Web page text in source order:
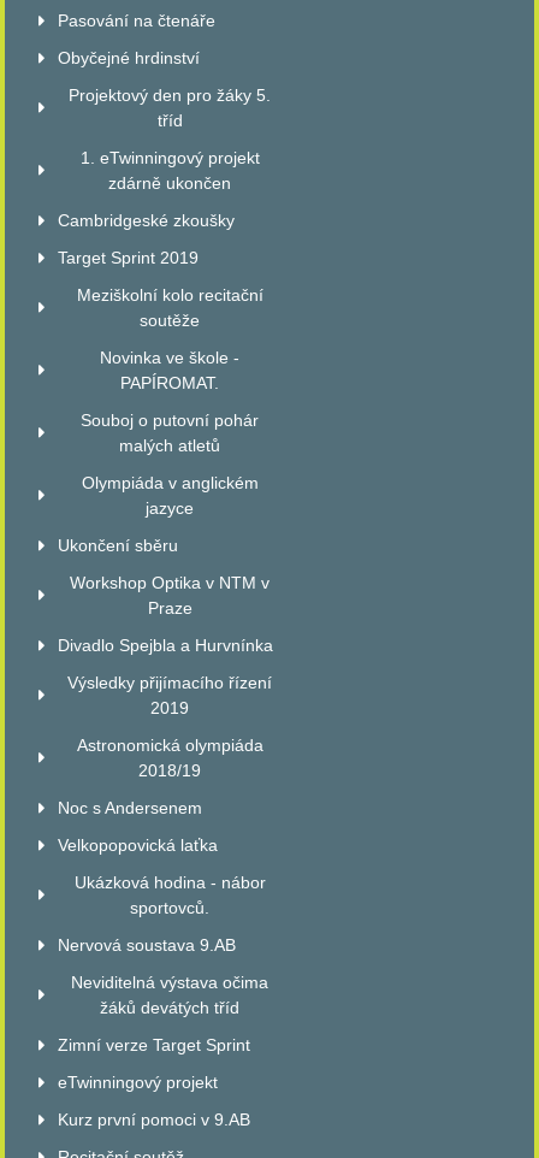
Pasování na čtenáře
Obyčejné hrdinství
Projektový den pro žáky 5.
tříd
1. eTwinningový projekt
zdárně ukončen
Cambridgeské zkoušky
Target Sprint 2019
Meziškolní kolo recitační
soutěže
Novinka ve škole -
PAPÍROMAT.
Souboj o putovní pohár
malých atletů
Olympiáda v anglickém
jazyce
Ukončení sběru
Workshop Optika v NTM v
Praze
Divadlo Spejbla a Hurvnínka
Výsledky přijímacího řízení
2019
Astronomická olympiáda
2018/19
Noc s Andersenem
Velkopopovická laťka
Ukázková hodina - nábor
sportovců.
Nervová soustava 9.AB
Neviditelná výstava očima
žáků devátých tříd
Zimní verze Target Sprint
eTwinningový projekt
Kurz první pomoci v 9.AB